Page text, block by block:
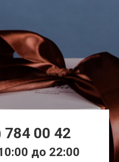
784 00 42
до 22:00